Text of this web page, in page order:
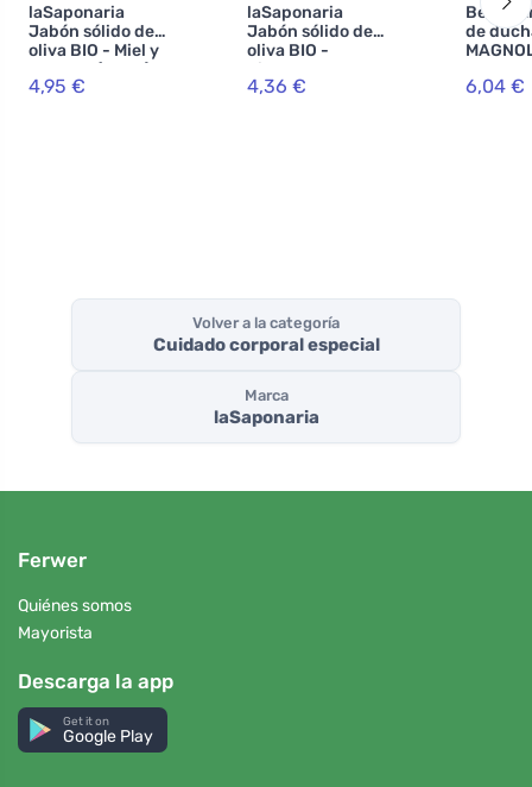
laSaponaria
Jabón sólido de
oliva BIO - Miel y
lavanda (100 g) -
apto para cuerpo
4,95 €
laSaponaria
Jabón sólido de
oliva BIO -
hierbas
mediterráneas
4,36 €
Ben &
de
6,04 €
Volver a la categoría
Cuidado corporal especial
Marca
laSaponaria
Ferwer
Quiénes somos
Mayorista
Descarga la app
Get it on
Google Play